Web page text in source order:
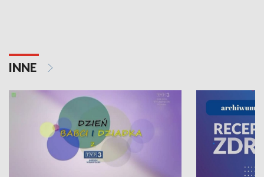
INNE